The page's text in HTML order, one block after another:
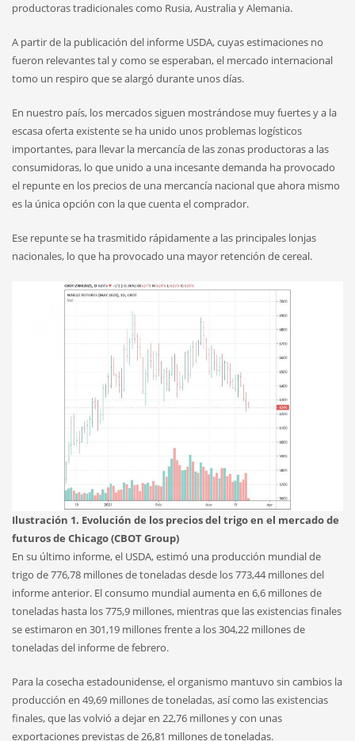
productoras tradicionales como Rusia, Australia y Alemania.
A partir de la publicación del informe USDA, cuyas estimaciones no
fueron relevantes tal y como se esperaban, el mercado internacional
tomo un respiro que se alargó durante unos días.
En nuestro país, los mercados siguen mostrándose muy fuertes y a la
escasa oferta existente se ha unido unos problemas logísticos
importantes, para llevar la mercancía de las zonas productoras a las
consumidoras, lo que unido a una incesante demanda ha provocado
el repunte en los precios de una mercancía nacional que ahora mismo
es la única opción con la que cuenta el comprador.
Ese repunte se ha trasmitido rápidamente a las principales lonjas
nacionales, lo que ha provocado una mayor retención de cereal.
Ilustración 1. Evolución de los precios del trigo en el mercado de
futuros de Chicago (CBOT Group)
En su último informe, el USDA, estimó una producción mundial de
trigo de 776,78 millones de toneladas desde los 773,44 millones del
informe anterior. El consumo mundial aumenta en 6,6 millones de
toneladas hasta los 775,9 millones, mientras que las existencias finales
se estimaron en 301,19 millones frente a los 304,22 millones de
toneladas del informe de febrero.
Para la cosecha estadounidense, el organismo mantuvo sin cambios la
producción en 49,69 millones de toneladas, así como las existencias
finales, que las volvió a dejar en 22,76 millones y con unas
exportaciones previstas de 26,81 millones de toneladas.